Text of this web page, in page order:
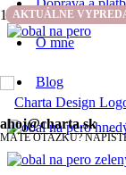
Doprava a
O mne
Blog
ahoj@charta.sk
MÁTE OTÁZKU?
Zľava!
AKTUÁLNE